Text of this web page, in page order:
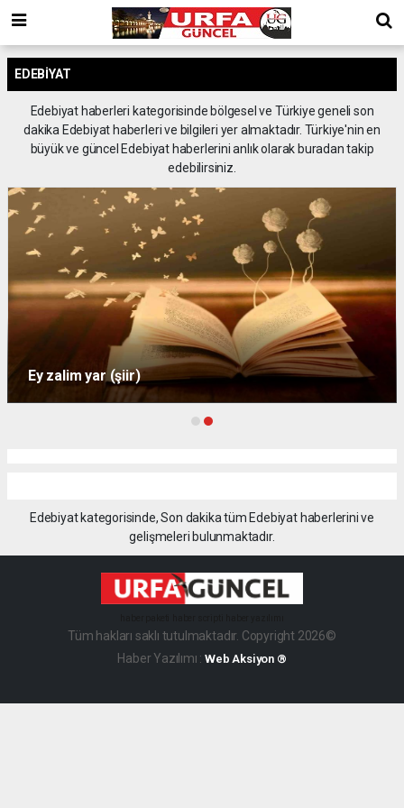
EDEBIYAT
Edebiyat haberleri kategorisinde bölgesel ve Türkiye geneli son
dakika Edebiyat haberleri ve bilgileri yer almaktadır. Türkiye'nin en
büyük ve güncel Edebiyat haberlerini anlık olarak buradan takip
edebilirsiniz.
Ey zalim yar (şiir)
Edebiyat kategorisinde, Son dakika tüm Edebiyat haberlerini ve
gelişmeleri bulunmaktadır.
Tüm hakları saklı tutulmaktadır. Copyright 2026©
Haber Yazılımı :Web Aksiyon ®